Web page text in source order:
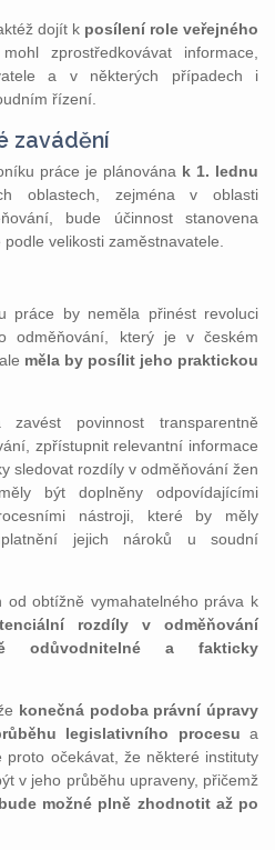
dojít k posílení role veřejného
zprostředkovávat informace,
a v některých případech i
řízení.
zavádění
práce je plánována k 1. lednu
oblastech, zejména v oblasti
bude účinnost stanovena
velikosti zaměstnavatele.
práce by neměla přinést revoluci
odměňování, který je v českém
měla by posílit jeho praktickou
povinnost transparentně
zpřístupnit relevantní informace
sledovat rozdíly v odměňování žen
být doplněny odpovídajícími
nástroji, které by měly
jejich nároků u soudní
od obtížně vymahatelného práva k
rozdíly v odměňování
odůvodnitelné a fakticky
konečná podoba právní úpravy
legislativního procesu a
proto očekávat, že některé instituty
v jeho průběhu upraveny, přičemž
možné plně zhodnotit až po